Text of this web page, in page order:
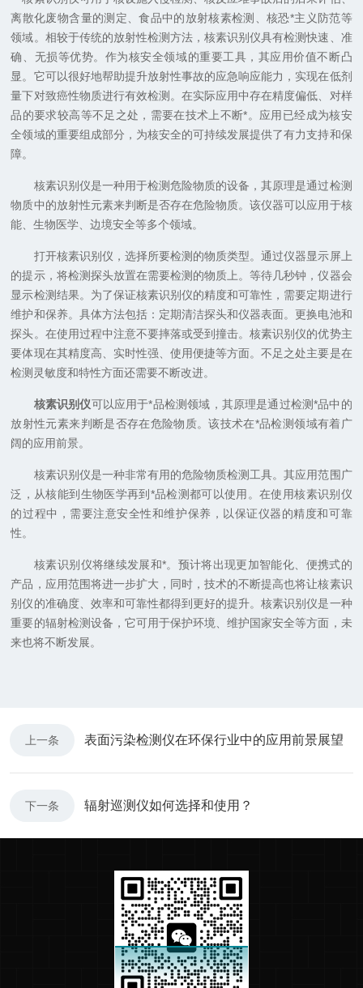
离散化废物含量的测定、食品中的放射核素检测、核恐*主义防范等
领域。相较于传统的放射性检测方法，核素识别仪具有检测快速、准
确、无损等优势。作为核安全领域的重要工具，其应用价值不断凸
显。它可以很好地帮助提升放射性事故的应急响应能力，实现在低剂
量下对致癌性物质进行有效检测。在实际应用中存在精度偏低、对样
品的要求较高等不足之处，需要在技术上不断*。应用已经成为核安
全领域的重要组成部分，为核安全的可持续发展提供了有力支持和保
障。
核素识别仪是一种用于检测危险物质的设备，其原理是通过检测
物质中的放射性元素来判断是否存在危险物质。该仪器可以应用于核
能、生物医学、边境安全等多个领域。
打开核素识别仪，选择所要检测的物质类型。通过仪器显示屏上
的提示，将检测探头放置在需要检测的物质上。等待几秒钟，仪器会
显示检测结果。为了保证核素识别仪的精度和可靠性，需要定期进行
维护和保养。具体方法包括：定期清洁探头和仪器表面。更换电池和
探头。在使用过程中注意不要摔落或受到撞击。核素识别仪的优势主
要体现在其精度高、实时性强、使用便捷等方面。不足之处主要是在
检测灵敏度和特性方面还需要不断改进。
核素识别仪可以应用于*品检测领域，其原理是通过检测*品中的
放射性元素来判断是否存在危险物质。该技术在*品检测领域有着广
阔的应用前景。
核素识别仪是一种非常有用的危险物质检测工具。其应用范围广
泛，从核能到生物医学再到*品检测都可以使用。在使用核素识别仪
的过程中，需要注意安全性和维护保养，以保证仪器的精度和可靠
性。
核素识别仪将继续发展和*。预计将出现更加智能化、便携式的
产品，应用范围将进一步扩大，同时，技术的不断提高也将让核素识
别仪的准确度、效率和可靠性都得到更好的提升。核素识别仪是一种
重要的辐射检测设备，它可用于保护环境、维护国家安全等方面，未
来也将不断发展。
上一条 表面污染检测仪在环保行业中的应用前景展望
下一条 辐射巡测仪如何选择和使用？